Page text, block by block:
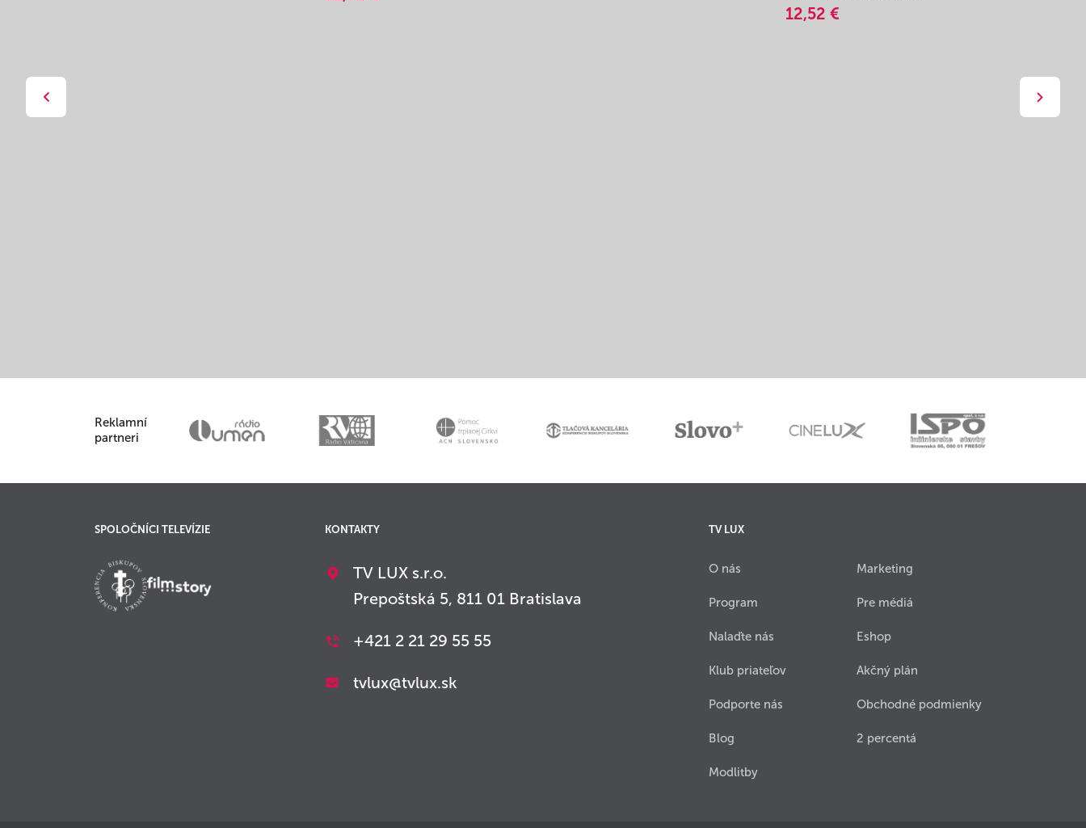
12,52 €
Reklamní
partneri
SPOLOČNÍCI TELEVÍZIE KONTAKTY
TV LUX s.r.o.
Prepoštská 5, 811 01 Bratislava
+421 2 21 29 55 55
tvlux@tvlux.sk
TV LUX
O nás
Program
Nalaďte nás
Klub priateľov
Podporte nás
Blog
Modlitby
Marketing
Pre médiá
Eshop
Akčný plán
Obchodné podmienky
2 percentá